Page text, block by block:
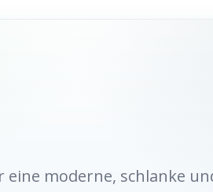
eine moderne, schlanke